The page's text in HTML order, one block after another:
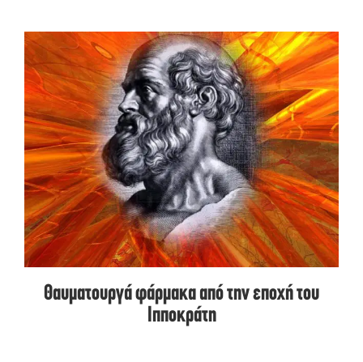
Θαυματουργά φάρμακα από την εποχή του
Ιπποκράτη